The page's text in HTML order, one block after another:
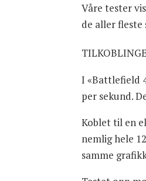
Våre tester
de aller fleste
I «Battlefield
per sekund.
Koblet til en
nemlig hele
samme